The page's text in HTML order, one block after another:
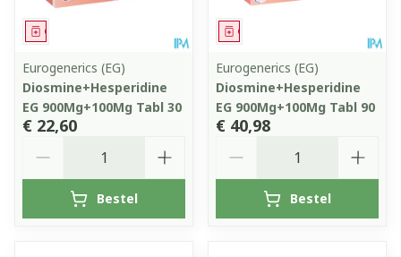
Geneesmiddel
Eurogenerics (EG)
Diosmine+Hesperidine
EG 900Mg+100Mg Tabl 30
€ 22,60
Bestel
Geneesmiddel
Eurogenerics (EG)
Diosmine+Hesperidine
EG 900Mg+100Mg Tabl 90
€ 40,98
Bestel